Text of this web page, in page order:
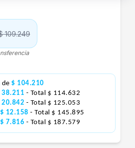
109.249
de $ 104.210
38.211 - Total $ 114.632
20.842 - Total $ 125.053
$ 12.158 - Total $ 145.895
$ 7.816 - Total $ 187.579